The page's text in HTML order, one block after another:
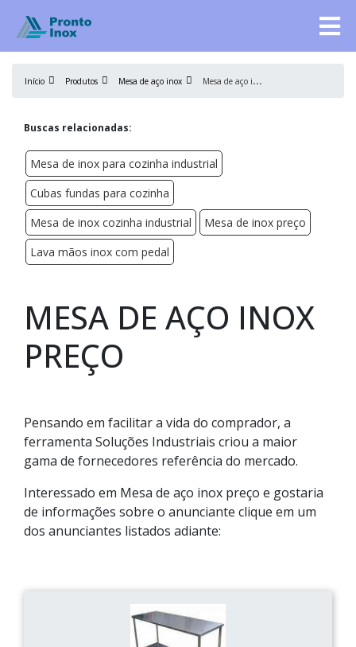
Início Produtos Mesa de aço inox M
esa de aço inox preço
Buscas relacionadas:
Mesa de inox para cozinha industrial
Cubas fundas para cozinha
Mesa de inox cozinha industrial
Mesa de inox preço
Lava mãos inox com pedal
MESA DE AÇO INOX
PREÇO
Pensando em facilitar a vida do comprador, a
ferramenta Soluções Industriais criou a maior
gama de fornecedores referência do mercado.
Interessado em Mesa de aço inox preço e gostaria
de informações sobre o anunciante clique em um
dos anunciantes listados adiante: